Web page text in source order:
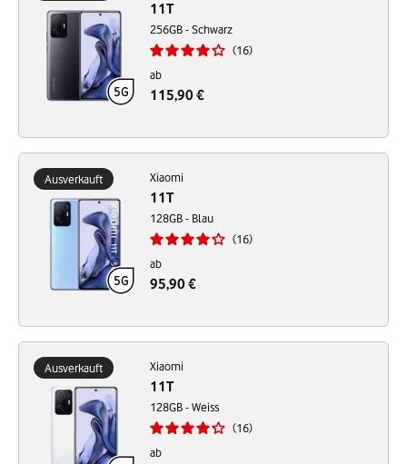
11T
256GB - Schwarz
16
ab
115,90 €
Ausverkauft Xiaomi
11T
128GB - Blau
16
ab
95,90 €
Ausverkauft Xiaomi
11T
128GB - Weiss
16
ab